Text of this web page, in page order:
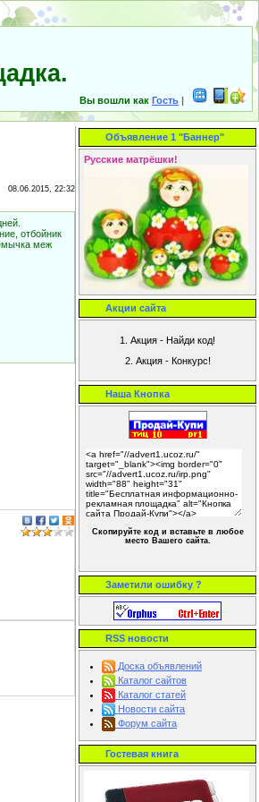
Вы вошли как Гость |
08.06.2015, 22:32
отбойник
меж
Объявление 1 "Баннер"
Русские матрёшки!
Акции сайта
Наша Кнопка
Скопируйте код и вставьте в любое
место Вашего сайта.
Заметили ошибку ?
RSS новости
Доска объявлений
Каталог сайтов
Каталог статей
Новости сайта
Форум сайта
Гостевая книга